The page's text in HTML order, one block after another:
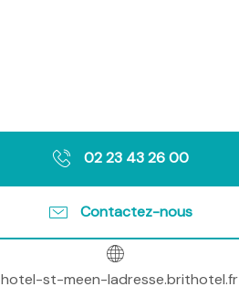
02 23 43 26 00
Contactez-nous
hotel-st-meen-ladresse.brithotel.fr